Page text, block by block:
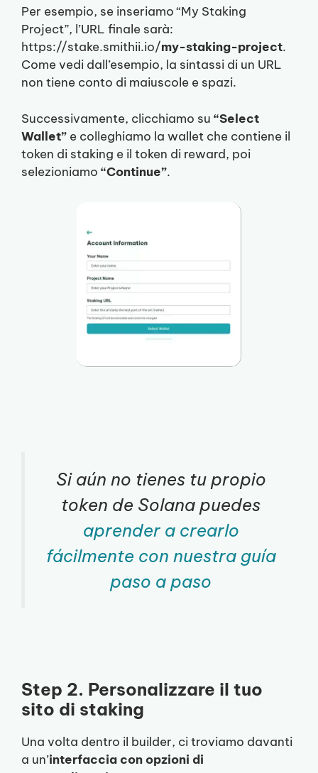
Per esempio, se inseriamo “My Staking
Project”, l’URL finale sarà:
https://stake.smithii.io/my-staking-project.
Come vedi dall’esempio, la sintassi di un URL
non tiene conto di maiuscole e spazi.
Successivamente, clicchiamo su “Select
Wallet” e colleghiamo la wallet che contiene il
token di staking e il token di reward, poi
selezioniamo “Continue”.
Si aún no tienes tu propio
token de Solana puedes
aprender a crearlo
fácilmente con nuestra guía
paso a paso
Step 2. Personalizzare il tuo
sito di staking
Una volta dentro il builder, ci troviamo davanti
a un’interfaccia con opzioni di